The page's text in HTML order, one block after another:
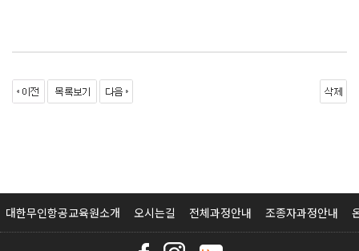
대한무인항공교육원소개 오시는길 전체과정안내 조종자과정안내